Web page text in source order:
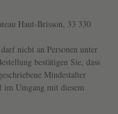
Haut-Brisson, 33 330
nicht an Personen unter
bestätigen Sie, dass
Mindestalter
im Umgang mit diesem